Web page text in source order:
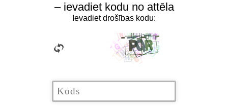
– ievadiet kodu no attēla
Ievadiet drošības kodu: